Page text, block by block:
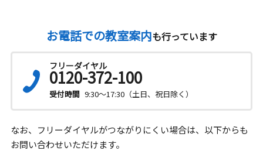
お電話での教室案内も行っています
フリーダイヤル
0120-372-100
受付時間 9:30～17:30（土日、祝日除く）
なお、フリーダイヤルがつながりにくい場合は、以下からも
お問い合わせいただけます。